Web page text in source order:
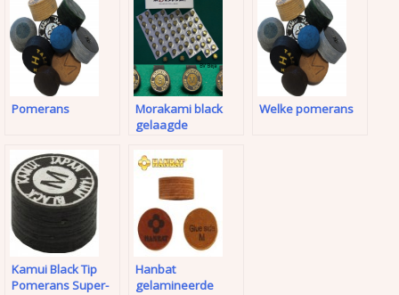
Pomerans
Morakami black
gelaagde
Welke pomerans
Kamui Black Tip
Pomerans Super-
Hanbat
gelamineerde